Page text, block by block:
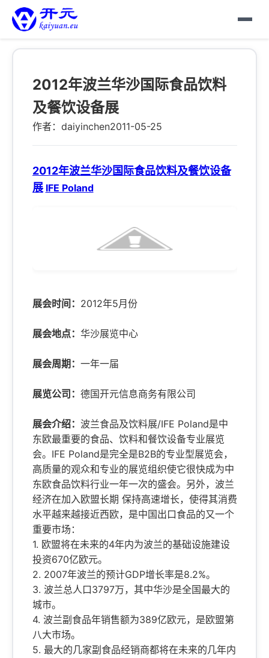
2012年波兰华沙国际食品饮料
及餐饮设备展
作者：daiyinchen2011-05-25
2012年波兰华沙国际食品饮料及餐饮设备
展 IFE Poland
展会时间： 2012年5月份
展会地点： 华沙展览中心
展会周期： 一年一届
展览公司： 德国开元信息商务有限公司
展会介绍： 波兰食品及饮料展/IFE Poland是中
东欧最重要的食品、饮料和餐饮设备专业展览
会。IFE Poland是完全是B2B的专业型展览会，
高质量的观众和专业的展览组织使它很快成为中
东欧食品饮料行业一年一次的盛会。另外，波兰
经济在加入欧盟长期 保持高速增长，使得其消费
水平越来越接近西欧，是中国出口食品的又一个
重要市场：
1. 欧盟将在未来的4年内为波兰的基础设施建设
投资670亿欧元。
2. 2007年波兰的预计GDP增长率是8.2%。
3. 波兰总人口3797万，其中华沙是全国最大的
城市。
4. 波兰副食品年销售额为389亿欧元，是欧盟第
八大市场。
5. 最大的几家副食品经销商都将在未来的几年内